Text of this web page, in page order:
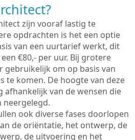
zijn vooraf lastig te
opdrachten is het een optie
van een uurtarief werkt, dit
€80,- per uur. Bij grotere
gebruikelijk om op basis van
te komen. De hoogte van deze
afhankelijk van de wensen die
neergelegd.
ook diverse fases doorlopen
de oriëntatie, het ontwerp, de
de uitvoering en het